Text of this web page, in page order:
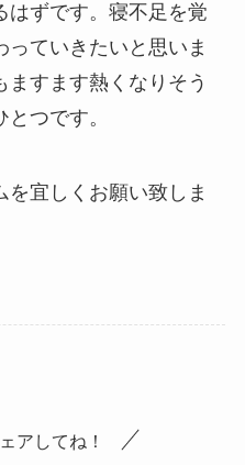
はずです。寝不足を覚
ていきたいと思いま
すます熱くなりそう
つです。
宜しくお願い致しま
アしてね！